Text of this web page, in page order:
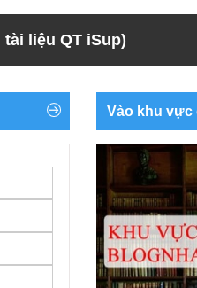
liệu QT iSup)
Vào khu vực